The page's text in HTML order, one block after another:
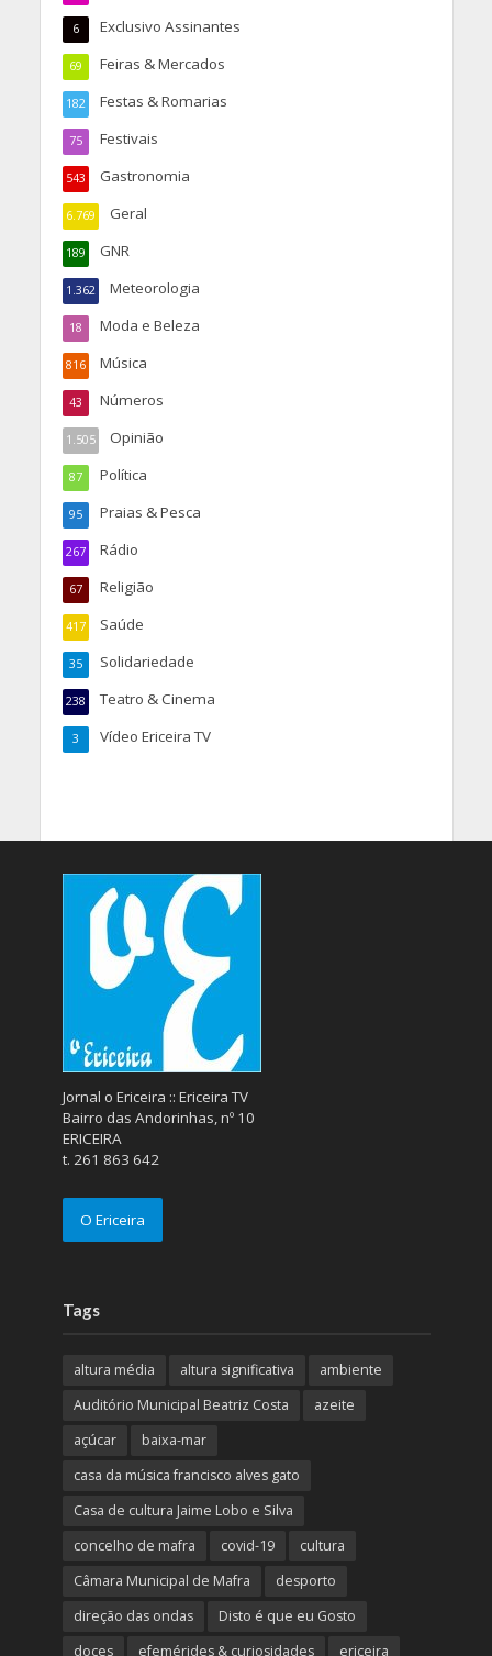
Exclusivo Assinantes
6
Feiras & Mercados
69
Festas & Romarias
182
Festivais
75
Gastronomia
543
Geral
6.769
GNR
189
Meteorologia
1.362
Moda e Beleza
18
Música
816
Números
43
Opinião
1.505
Política
87
Praias & Pesca
95
Rádio
267
Religião
67
Saúde
417
Solidariedade
35
Teatro & Cinema
238
Vídeo Ericeira TV
3
Jornal o Ericeira :: Ericeira TV
Bairro das Andorinhas, nº 10
ERICEIRA
t. 261 863 642
O Ericeira
Tags
altura média altura significativa
ambiente
Auditório Municipal Beatriz Costa
azeite
açúcar
baixa-mar
casa da música francisco alves gato
Casa de cultura Jaime Lobo e Silva
concelho de mafra
covid-19
cultura
Câmara Municipal de Mafra
desporto
direção das ondas
Disto é que eu Gosto
doces
efemérides & curiosidades ericeira